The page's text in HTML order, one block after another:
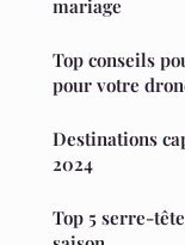
mariage
Top conseils
pour votre
Destinations
2024
Top 5 serre-